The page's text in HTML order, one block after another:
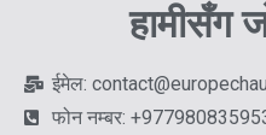
हामीसँग
ईमेल:
फोन नम्बर: